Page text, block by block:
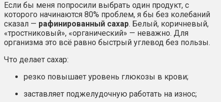
Если бы меня попросили выбрать один продукт, с
которого начинаются 80% проблем, я бы без колебаний
сказал — рафинированный сахар. Белый, коричневый,
«тростниковый», «органический» — неважно. Для
организма это всё равно быстрый углевод без пользы.
Что делает сахар:
резко повышает уровень глюкозы в крови;
заставляет поджелудочную работать на износ;